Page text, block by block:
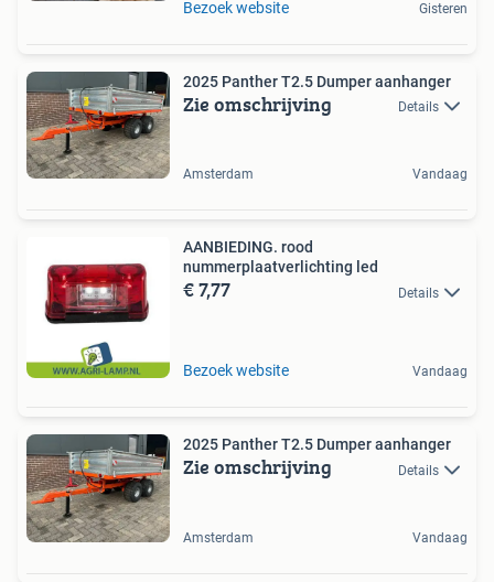
Bezoek website Gisteren
2025 Panther T2.5 Dumper aanhanger
Zie omschrijving Details
Amsterdam Vandaag
AANBIEDING. rood
nummerplaatverlichting led
€ 7,77 Details
Bezoek website Vandaag
2025 Panther T2.5 Dumper aanhanger
Zie omschrijving Details
Amsterdam Vandaag